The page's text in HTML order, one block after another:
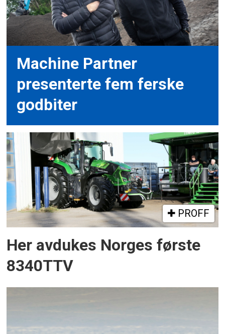
Machine Partner
presenterte fem ferske
godbiter
PROFF
Her avdukes Norges første
8340TTV